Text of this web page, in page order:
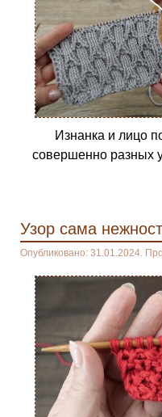
Изнанка и лицо
совершенно разных
Узор сама
Опубликовано: 31.01.2024.